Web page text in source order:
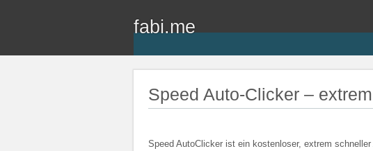
fabi.me
Speed Auto-Clicker –
Speed AutoClicker ist ein kostenloser, extrem